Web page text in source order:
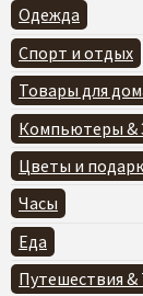
Одежда
Спорт и отдых
Товары для
Компьютеры &
Цветы и
Часы
Еда
Путешествия &